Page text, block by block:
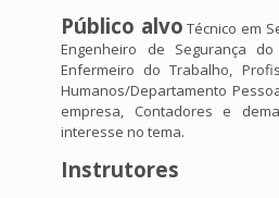
Público alvo Técnico em
Engenheiro de Segurança
Enfermeiro do Trabalho,
Humanos/Departamento
empresa, Contadores e
interesse no tema.
Instrutores